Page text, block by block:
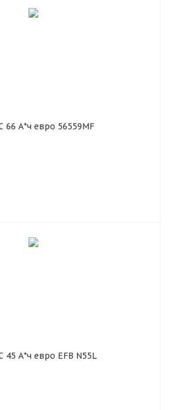
66 А*ч евро 56559MF
45 А*ч евро EFB N55L